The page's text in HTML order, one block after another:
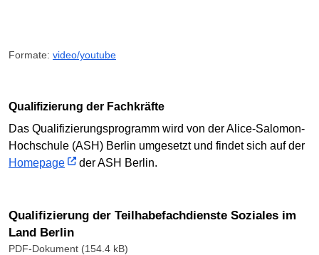
Formate: video/youtube
Qualifizierung der Fachkräfte
Das Qualifizierungsprogramm wird von der Alice-Salomon-
Hochschule (ASH) Berlin umgesetzt und findet sich auf der
Homepage
der ASH Berlin.
Qualifizierung der Teilhabefachdienste Soziales im
Land Berlin
PDF-Dokument (154.4 kB)